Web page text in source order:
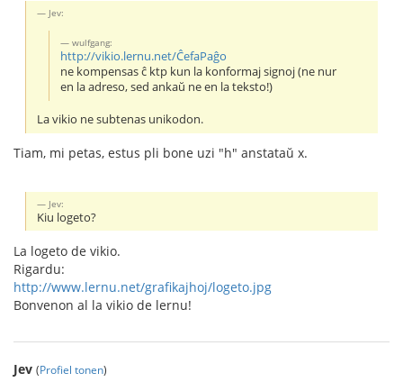
Jev:
wulfgang:
http://vikio.lernu.net/ĈefaPaĝo
ne kompensas ĉ ktp kun la konformaj signoj (ne nur
en la adreso, sed ankaŭ ne en la teksto!)
La vikio ne subtenas unikodon.
Tiam, mi petas, estus pli bone uzi "h" anstataŭ x.
Jev:
Kiu logeto?
La logeto de vikio.
Rigardu:
http://www.lernu.net/grafikajhoj/logeto.jpg
Bonvenon al la vikio de lernu!
Jev (Profiel tonen)